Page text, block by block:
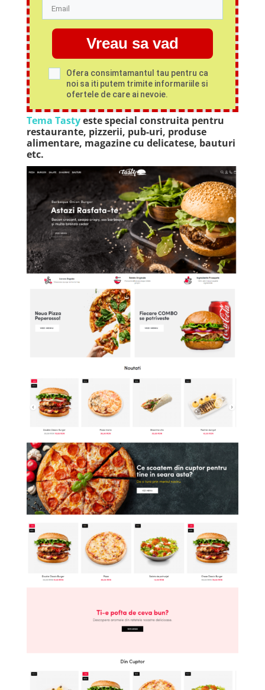
Vreau sa vad
Ofera consimtamantul tau pentru ca
noi sa iti putem trimite informariile si
ofertele de care ai nevoie.
Tema Tastyeste special construita pentru
restaurante, pizzerii, pub-uri, produse
alimentare, magazine cu delicatese, bauturi
etc.